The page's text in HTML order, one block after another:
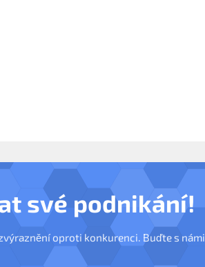
své podnikání!
oproti konkurenci. Buďte s námi